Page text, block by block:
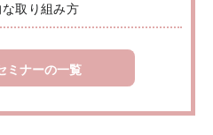
取り組み方
ミナーの一覧